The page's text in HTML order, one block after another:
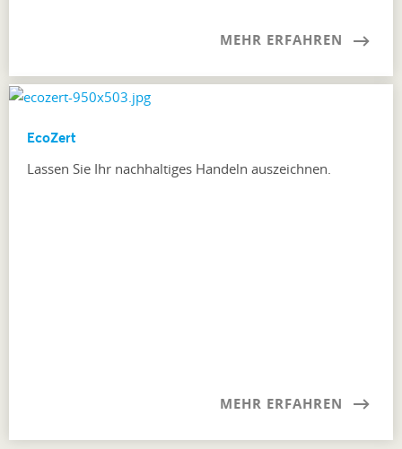
MEHR ERFAHREN
EcoZert
Lassen Sie Ihr nachhaltiges Handeln auszeichnen.
MEHR ERFAHREN